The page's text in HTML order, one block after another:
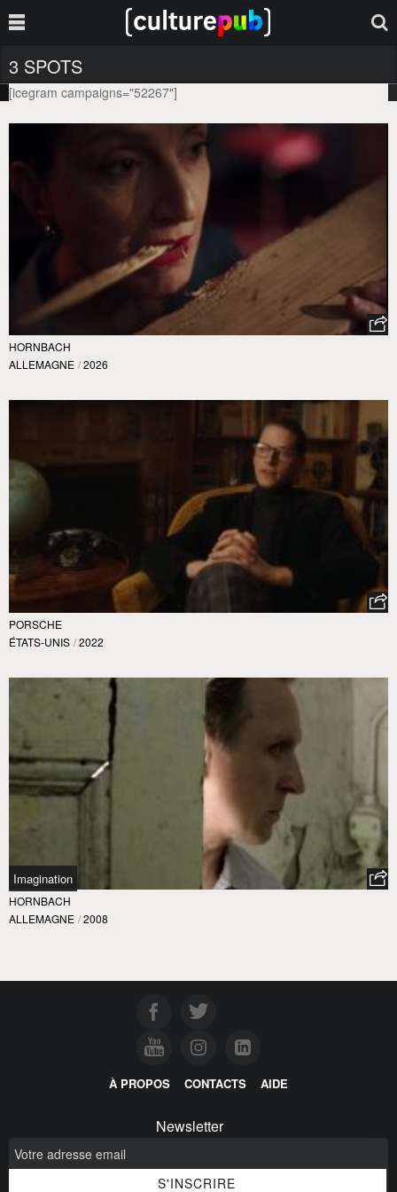
3 SPOTS
[icegram campaigns="52267"]
HORNBACH
ALLEMAGNE / 2026
PORSCHE
ÉTATS-UNIS / 2022
Imagination
HORNBACH
ALLEMAGNE / 2008
À PROPOS CONTACTS AIDE
Newsletter